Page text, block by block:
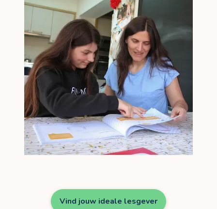
Vind jouw ideale lesgever